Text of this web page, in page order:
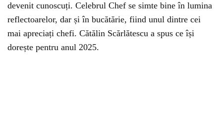
devenit cunoscuți. Celebrul Chef se simte bine în lumina
reflectoarelor, dar și în bucătărie, fiind unul dintre cei
mai apreciați chefi. Cătălin Scărlătescu a spus ce își
dorește pentru anul 2025.